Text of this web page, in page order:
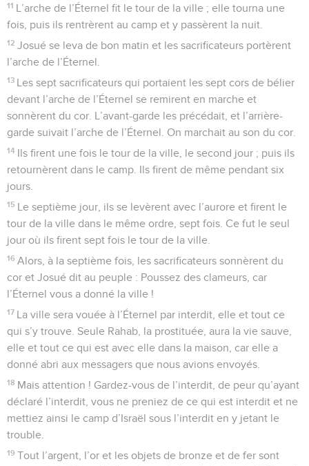
11 L’arche de l’Éternel fit le tour de la ville ; elle tourna une
fois, puis ils rentrèrent au camp et y passèrent la nuit.
12 Josué se leva de bon matin et les sacrificateurs portèrent
l’arche de l’Éternel.
13 Les sept sacrificateurs qui portaient les sept cors de bélier
devant l’arche de l’Éternel se remirent en marche et
sonnèrent du cor. L’avant-garde les précédait, et l’arrière-
garde suivait l’arche de l’Éternel. On marchait au son du cor.
14 Ils firent une fois le tour de la ville, le second jour ; puis ils
retournèrent dans le camp. Ils firent de même pendant six
jours.
15 Le septième jour, ils se levèrent avec l’aurore et firent le
tour de la ville dans le même ordre, sept fois. Ce fut le seul
jour où ils firent sept fois le tour de la ville.
16 Alors, à la septième fois, les sacrificateurs sonnèrent du
cor et Josué dit au peuple : Poussez des clameurs, car
l’Éternel vous a donné la ville !
17 La ville sera vouée à l’Éternel par interdit, elle et tout ce
qui s’y trouve. Seule Rahab, la prostituée, aura la vie sauve,
elle et tout ce qui est avec elle dans la maison, car elle a
donné abri aux messagers que nous avions envoyés.
18 Mais attention ! Gardez-vous de l’interdit, de peur qu’ayant
déclaré l’interdit, vous ne preniez de ce qui est interdit et ne
mettiez ainsi le camp d’Israël sous l’interdit en y jetant le
trouble.
19 Tout l’argent, l’or et les objets de bronze et de fer sont